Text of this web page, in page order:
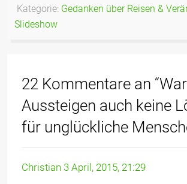
Kategorie: Gedanken über Reisen &
Slideshow
22 Kommentare an
Aussteigen auch keine
für unglückliche
Christian 3 April, 2015, 21:29